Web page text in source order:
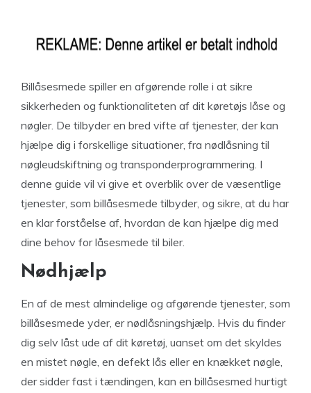
Billåsesmede spiller en afgørende rolle i at sikre
sikkerheden og funktionaliteten af ​​dit køretøjs låse og
nøgler. De tilbyder en bred vifte af tjenester, der kan
hjælpe dig i forskellige situationer, fra nødlåsning til
nøgleudskiftning og transponderprogrammering. I
denne guide vil vi give et overblik over de væsentlige
tjenester, som billåsesmede tilbyder, og sikre, at du har
en klar forståelse af, hvordan de kan hjælpe dig med
dine behov for låsesmede til biler.
Nødhjælp
En af de mest almindelige og afgørende tjenester, som
billåsesmede yder, er nødlåsningshjælp. Hvis du finder
dig selv låst ude af dit køretøj, uanset om det skyldes
en mistet nøgle, en defekt lås eller en knækket nøgle,
der sidder fast i tændingen, kan en billåsesmed hurtigt